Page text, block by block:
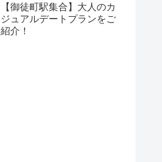
【御徒町駅集合】大人のカ
ジュアルデートプランをご
紹介！